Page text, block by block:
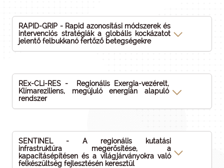
RAPID-GRIP - Rapid azonosítási módszerek és
intervenciós stratégiák a globális kockázatot
jelentő felbukkanó fertőző betegségekre
REx-CLi-RES - Regionális Exergia-vezérelt,
Klímareziliens, megújuló energián alapuló
rendszer
SENTINEL - A regionális kutatási
infrastruktúra megerősítése, a
kapacitásépítésen és a világjárványokra való
felkészültség fejlesztésén keresztül